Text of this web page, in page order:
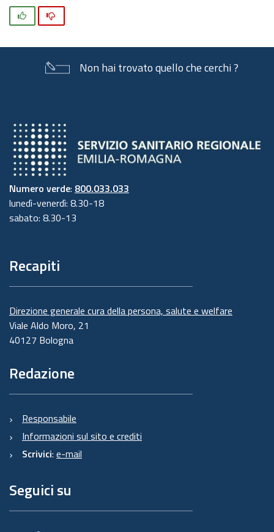
Non hai trovato quello che cerchi ?
Numero verde: 800.033.033
lunedì-venerdì: 8.30-18
sabato: 8.30-13
Recapiti
Direzione generale cura della persona, salute e welfare
Viale Aldo Moro, 21
40127 Bologna
Redazione
Responsabile
Informazioni sul sito e crediti
Scrivici: e-mail
Seguici su